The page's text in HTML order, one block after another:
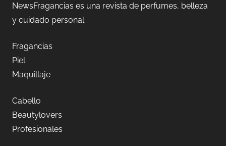
NewsFragancias es una revista de perfumes, belleza
y cuidado personal.
Fragancias
Piel
Maquillaje
Cabello
Beautylovers
Profesionales